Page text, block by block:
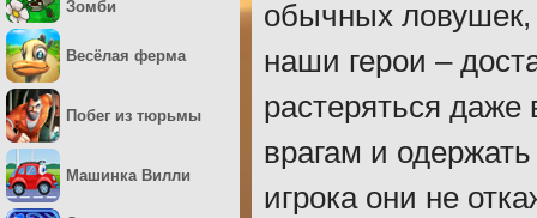
обычных
наши герои –
растеряться
врагам и
игрока они не
Зомби
Весёлая ферма
Побег из тюрьмы
Машинка Вилли